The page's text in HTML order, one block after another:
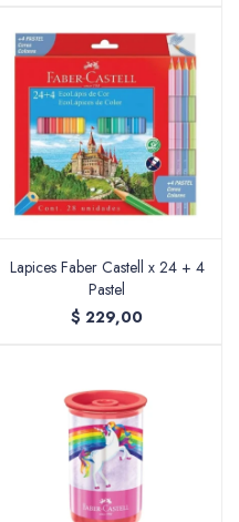
Lapices Faber Castell x 24 + 4
Pastel
$ 229,00